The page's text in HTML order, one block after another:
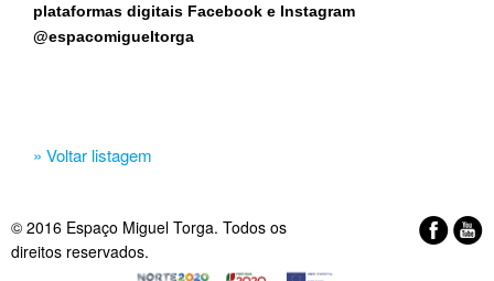
plataformas digitais Facebook e Instagram
@espacomigueltorga
» Voltar listagem
© 2016 Espaço Miguel Torga. Todos os
direitos reservados.